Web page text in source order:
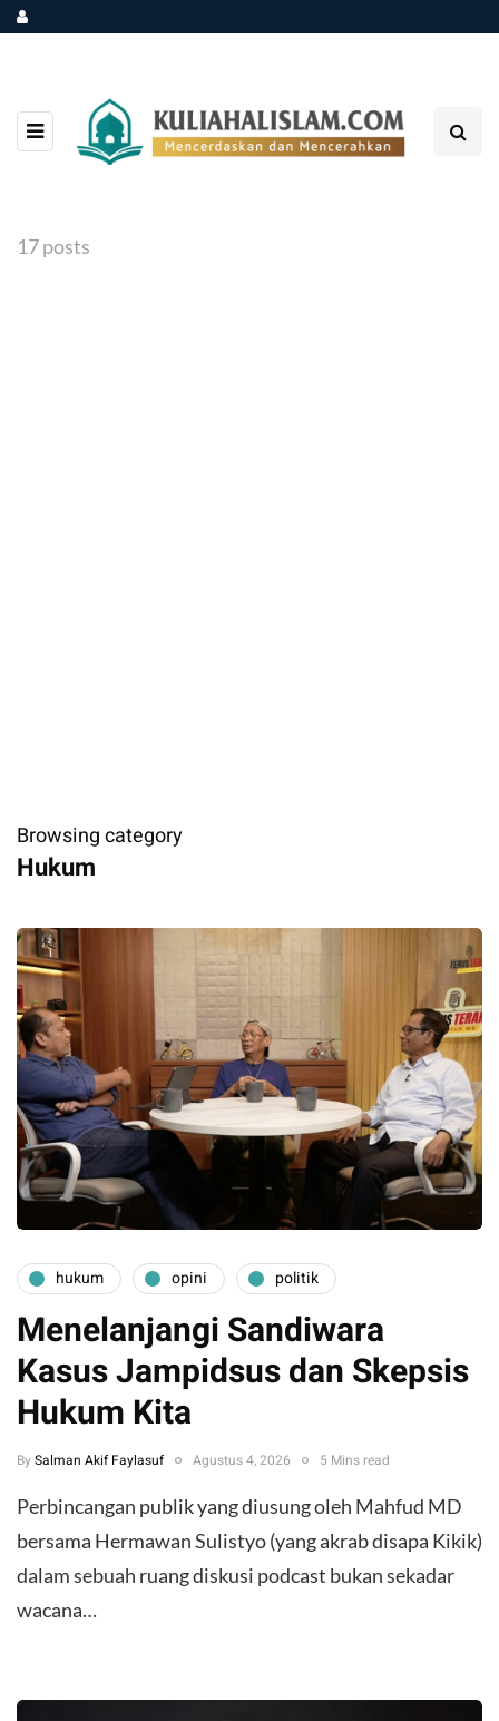
17 posts
Browsing category
Hukum
hukum opini politik
Menelanjangi Sandiwara
Kasus Jampidsus dan Skepsis
Hukum Kita
By Salman Akif Faylasuf Agustus 4, 2026 5 Mins read
Perbincangan publik yang diusung oleh Mahfud MD
bersama Hermawan Sulistyo (yang akrab disapa Kikik)
dalam sebuah ruang diskusi podcast bukan sekadar
wacana…